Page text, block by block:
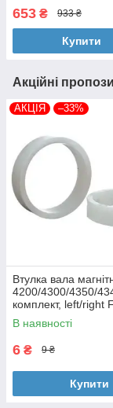
653 ₴ 933 ₴
Купити
Акційні
АКЦІЯ –33%
Втулка вала
4200/4300/4350/
комплект, left/right
(MAG-1338A-BSH-
В наявності
6 ₴ 9 ₴
Купити